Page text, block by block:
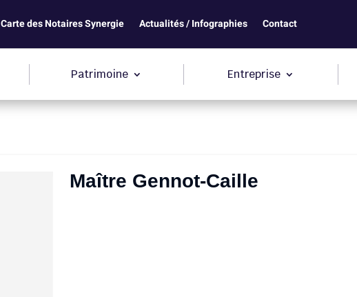
Carte des Notaires Synergie Actualités / Infographies Contact
Patrimoine Entreprise
Maître Gennot-Caille